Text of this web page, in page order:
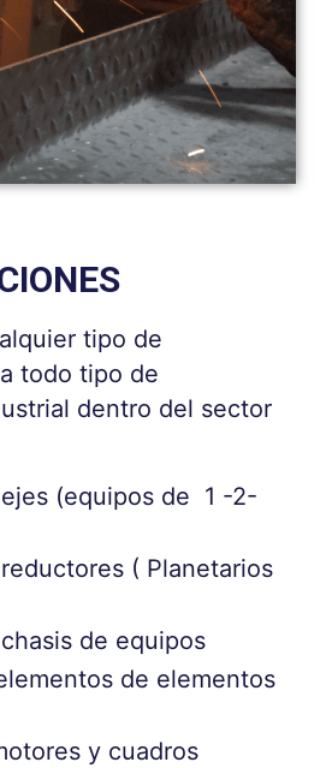
tipo de
todo tipo de
dentro del sector
(equipos de 1 -2-
( Planetarios
de equipos
de elementos
y cuadros